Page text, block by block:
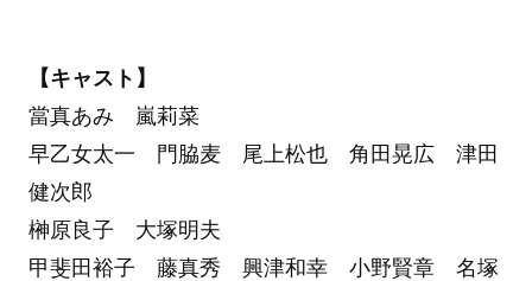
【キャスト】
當真あみ 嵐莉菜
早乙女太一 門脇麦 尾上松也 角田晃広 津田
健次郎
榊原良子 大塚明夫
甲斐田裕子 藤真秀 興津和幸 小野賢章 名塚